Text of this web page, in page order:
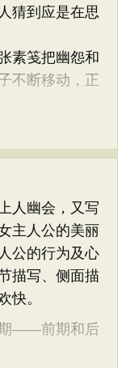
猜到应是在思
素笺把幽怨和
不断移动，正
人幽会，又写
主人公的美丽
公的行为及心
描写、侧面描
快。
——前期和后